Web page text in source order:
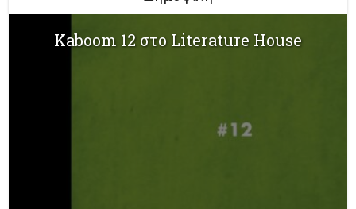
Kaboom 12 στο Literature House